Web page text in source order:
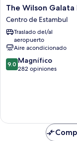
The
Wilson
Galata
Hotel
Centro
de
Estambul
The Wilson
Centro de Estambul
Traslado del/al
aeropuerto
Aire acondicionado
9.0
de
9.0 Magnífico
282 opiniones